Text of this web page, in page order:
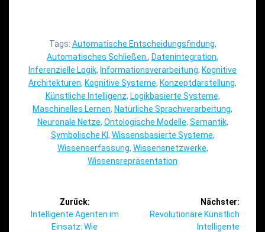
Tags: Automatische Entscheidungsfindung,
Automatisches Schließen. , Datenintegration,
Inferenzielle Logik, Informationsverarbeitung, Kognitive
Architekturen, Kognitive Systeme, Konzeptdarstellung,
Künstliche Intelligenz, Logikbasierte Systeme,
Maschinelles Lernen, Natürliche Sprachverarbeitung,
Neuronale Netze, Ontologische Modelle, Semantik,
Symbolische KI, Wissensbasierte Systeme,
Wissenserfassung, Wissensnetzwerke,
Wissensrepräsentation
Beitragsnavigation
Zurück:
Vorheriger
Beitrag:
Intelligente Agenten im
Einsatz: Wie
Nächster:
Nächster
Revolutionäre Künstlich
Intelligente